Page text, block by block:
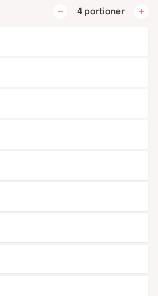
4 portioner